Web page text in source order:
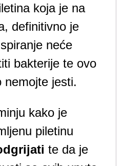
koja je na
definitivno je
neće
bakterije te ovo
nemojte jesti.
kako je
piletinu
te da je